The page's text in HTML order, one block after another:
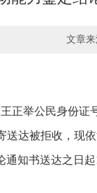
文章
正举公民身份
送达被拒收，现
通知书送达之日